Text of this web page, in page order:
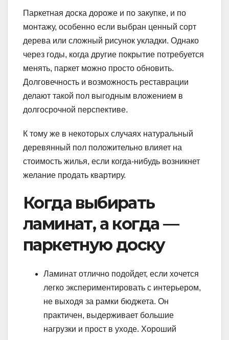
Паркетная доска дороже и по закупке, и по
монтажу, особенно если выбран ценный сорт
дерева или сложный рисунок укладки. Однако
через годы, когда другие покрытие потребуется
менять, паркет можно просто обновить.
Долговечность и возможность реставрации
делают такой пол выгодным вложением в
долгосрочной перспективе.
К тому же в некоторых случаях натуральный
деревянный пол положительно влияет на
стоимость жилья, если когда-нибудь возникнет
желание продать квартиру.
Когда выбирать
ламинат, а когда —
паркетную доску
Ламинат отлично подойдет, если хочется
легко экспериментировать с интерьером,
не выходя за рамки бюджета. Он
практичен, выдерживает большие
нагрузки и прост в уходе. Хороший